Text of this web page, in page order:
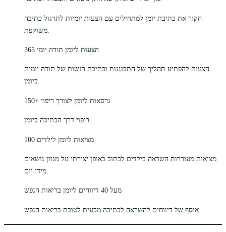
חקור את כתיבת יומן למתחילים עם הצעות יומיות לתרגול כתיבה
365 הצעות ליומן תודה יומי
הצעות להפתיע תהליך של התבוננות וכתיבת רגשות של תודה יומית
ביומן.
150+ גרסאות ליומן לצורך ריפוי
100 מציאות ליומן לילדים
מציאות מעוררות השראה בילדים לכתוב באופן יצירתי על מגוון נושאים
מעל 40 דיווחים ליומן בריאות הנפש